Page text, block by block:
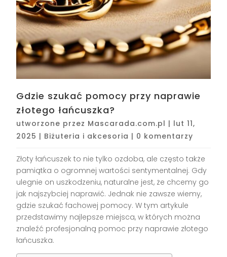
Gdzie szukać pomocy przy naprawie
złotego łańcuszka?
utworzone przez Mascarada.com.pl | lut 11,
2025 | Biżuteria i akcesoria | 0 komentarzy
Złoty łańcuszek to nie tylko ozdoba, ale często także
pamiątka o ogromnej wartości sentymentalnej. Gdy
ulegnie on uszkodzeniu, naturalne jest, że chcemy go
jak najszybciej naprawić. Jednak nie zawsze wiemy,
gdzie szukać fachowej pomocy. W tym artykule
przedstawimy najlepsze miejsca, w których można
znaleźć profesjonalną pomoc przy naprawie złotego
łańcuszka.